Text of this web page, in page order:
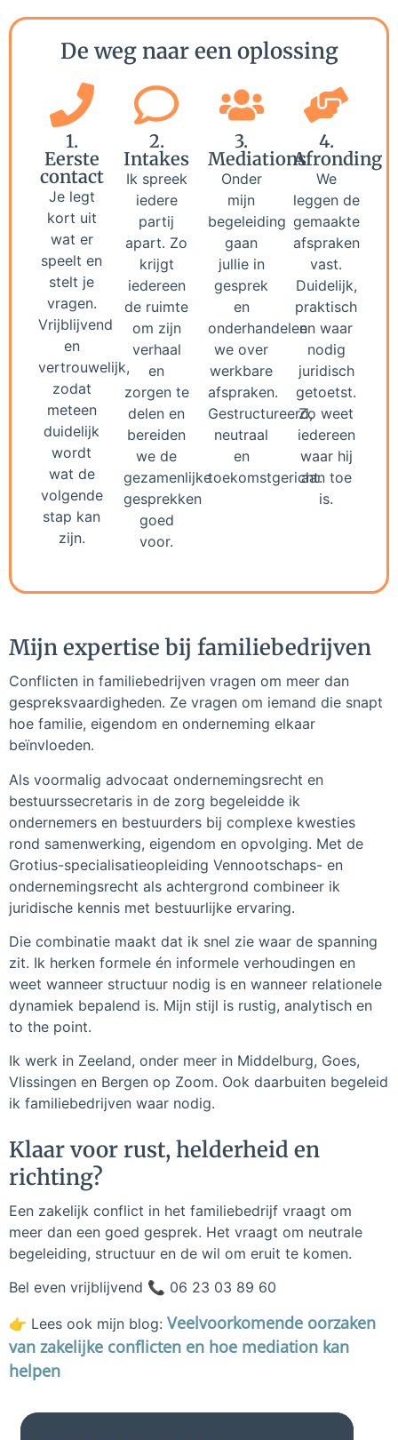
De weg naar een oplossing
1.
Eerste
contact
Je legt
kort uit
wat er
speelt en
stelt je
vragen.
Vrijblijvend
en
vertrouwelijk,
zodat
meteen
duidelijk
wordt
wat de
volgende
stap kan
zijn.
2.
Intakes
Ik spreek
iedere
partij
apart. Zo
krijgt
iedereen
de ruimte
om zijn
verhaal
en
zorgen te
delen en
bereiden
we de
gezamenlijke
gesprekken
goed
voor.
3.
Mediations
Onder
mijn
begeleiding
gaan
jullie in
gesprek
en
onderhandelen
we over
werkbare
afspraken.
Gestructureerd,
neutraal
en
toekomstgericht.
4.
Afronding
We
leggen de
gemaakte
afspraken
vast.
Duidelijk,
praktisch
en waar
nodig
juridisch
getoetst.
Zo weet
iedereen
waar hij
aan toe
is.
Mijn expertise bij familiebedrijven
Conflicten in familiebedrijven vragen om meer dan
gespreksvaardigheden. Ze vragen om iemand die snapt
hoe familie, eigendom en onderneming elkaar
beïnvloeden.
Als voormalig advocaat ondernemingsrecht en
bestuurssecretaris in de zorg begeleidde ik
ondernemers en bestuurders bij complexe kwesties
rond samenwerking, eigendom en opvolging. Met de
Grotius-specialisatieopleiding Vennootschaps- en
ondernemingsrecht als achtergrond combineer ik
juridische kennis met bestuurlijke ervaring.
Die combinatie maakt dat ik snel zie waar de spanning
zit. Ik herken formele én informele verhoudingen en
weet wanneer structuur nodig is en wanneer relationele
dynamiek bepalend is. Mijn stijl is rustig, analytisch en
to the point.
Ik werk in Zeeland, onder meer in Middelburg, Goes,
Vlissingen en Bergen op Zoom. Ook daarbuiten begeleid
ik familiebedrijven waar nodig.
Klaar voor rust, helderheid en
richting?
Een zakelijk conflict in het familiebedrijf vraagt om
meer dan een goed gesprek. Het vraagt om neutrale
begeleiding, structuur en de wil om eruit te komen.
Bel even vrijblijvend 📞 06 23 03 89 60
👉 Lees ook mijn blog: Veelvoorkomende oorzaken
van zakelijke conflicten en hoe mediation kan
helpen